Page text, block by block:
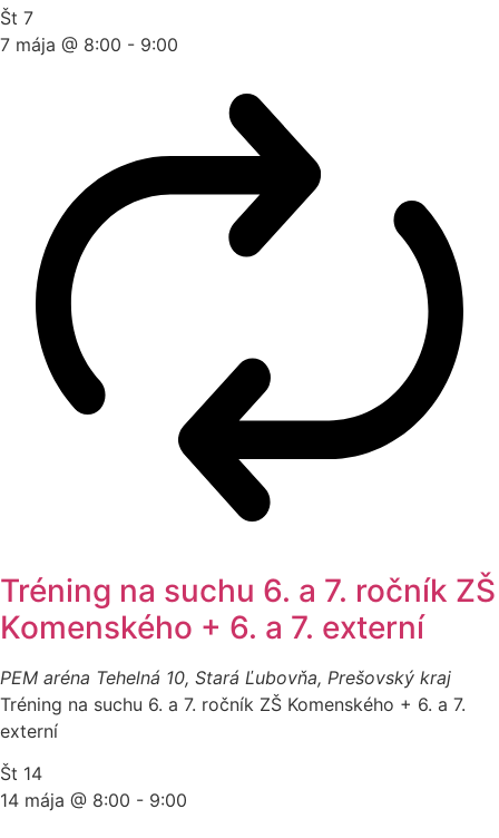
Št 7
7 mája @ 8:00 - 9:00
Tréning na suchu 6. a 7. ročník ZŠ
Komenského + 6. a 7. externí
PEM aréna Tehelná 10, Stará Ľubovňa, Prešovský kraj
Tréning na suchu 6. a 7. ročník ZŠ Komenského + 6. a 7.
externí
Št 14
14 mája @ 8:00 - 9:00